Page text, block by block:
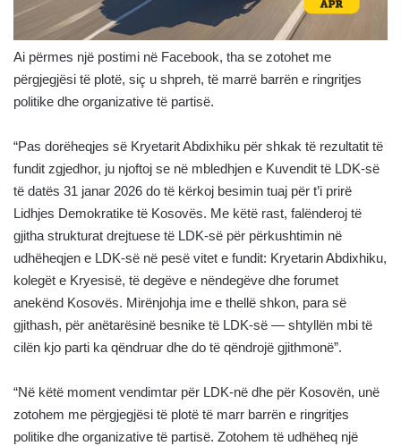
Ai përmes një postimi në Facebook, tha se zotohet me
përgjegjësi të plotë, siç u shpreh, të marrë barrën e ringritjes
politike dhe organizative të partisë.
“Pas dorëheqjes së Kryetarit Abdixhiku për shkak të rezultatit të
fundit zgjedhor, ju njoftoj se në mbledhjen e Kuvendit të LDK-së
të datës 31 janar 2026 do të kërkoj besimin tuaj për t’i prirë
Lidhjes Demokratike të Kosovës. Me këtë rast, falënderoj të
gjitha strukturat drejtuese të LDK-së për përkushtimin në
udhëheqjen e LDK-së në pesë vitet e fundit: Kryetarin Abdixhiku,
kolegët e Kryesisë, të degëve e nëndegëve dhe forumet
anekënd Kosovës. Mirënjohja ime e thellë shkon, para së
gjithash, për anëtarësinë besnike të LDK-së — shtyllën mbi të
cilën kjo parti ka qëndruar dhe do të qëndrojë gjithmonë”.
“Në këtë moment vendimtar për LDK-në dhe për Kosovën, unë
zotohem me përgjegjësi të plotë të marr barrën e ringritjes
politike dhe organizative të partisë. Zotohem të udhëheq një